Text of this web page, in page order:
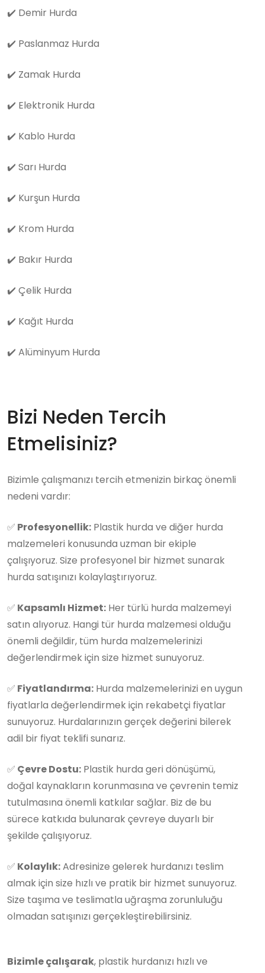
✔️ Demir Hurda
✔️ Paslanmaz Hurda
✔️ Zamak Hurda
✔️ Elektronik Hurda
✔️ Kablo Hurda
✔️ Sarı Hurda
✔️ Kurşun Hurda
✔️ Krom Hurda
✔️ Bakır Hurda
✔️ Çelik Hurda
✔️ Kağıt Hurda
✔️ Alüminyum Hurda
Bizi Neden Tercih
Etmelisiniz?
Bizimle çalışmanızı tercih etmenizin birkaç önemli
nedeni vardır:
✅ Profesyonellik: Plastik hurda ve diğer hurda
malzemeleri konusunda uzman bir ekiple
çalışıyoruz. Size profesyonel bir hizmet sunarak
hurda satışınızı kolaylaştırıyoruz.
✅ Kapsamlı Hizmet: Her türlü hurda malzemeyi
satın alıyoruz. Hangi tür hurda malzemesi olduğu
önemli değildir, tüm hurda malzemelerinizi
değerlendirmek için size hizmet sunuyoruz.
✅ Fiyatlandırma: Hurda malzemelerinizi en uygun
fiyatlarla değerlendirmek için rekabetçi fiyatlar
sunuyoruz. Hurdalarınızın gerçek değerini bilerek
adil bir fiyat teklifi sunarız.
✅ Çevre Dostu: Plastik hurda geri dönüşümü,
doğal kaynakların korunmasına ve çevrenin temiz
tutulmasına önemli katkılar sağlar. Biz de bu
sürece katkıda bulunarak çevreye duyarlı bir
şekilde çalışıyoruz.
✅ Kolaylık:Adresinize gelerek hurdanızı teslim
almak için size hızlı ve pratik bir hizmet sunuyoruz.
Size taşıma ve teslimatla uğraşma zorunluluğu
olmadan satışınızı gerçekleştirebilirsiniz.
Bizimle çalışarak, plastik hurdanızı hızlı ve